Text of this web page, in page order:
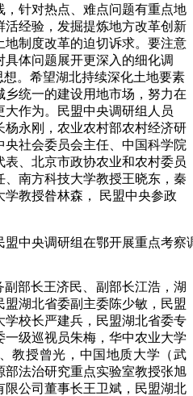
针对热点、难点问题有重点地
经验，发掘提炼地方改革创新
制度改革的迫切诉求。要注意
体问题展开更深入的细化调
想。希望湖北持续深化土地要素
统一的建设用地市场，努力在
作为。
民盟中央调研组人员
永刚，农业农村部农村经济研
社会委员会主任、中国科学院
、北京市政协农业和农村委员
南方科技大学教授王晓东，秦
教授昝林森，
民盟中央参政
部长王济民、副部长江浩，湖
湖北省委副主委陈少敏，民盟
校长严建兵，民盟湖北省委专
级巡视员朱梅，华中农业大学
教授曾光，中国地质大学（武
法治研究重点实验室教授张旭
公司董事长王卫斌，民盟湖北